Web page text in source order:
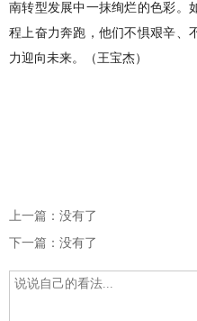
南转型发展中一抹绚烂的色彩。
程上奋力奔跑，他们不惧艰辛、
力迎向未来。（王宝杰）
上一篇：没有了
下一篇：没有了